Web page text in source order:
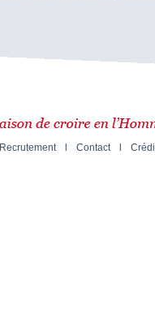
Recrutement Contact